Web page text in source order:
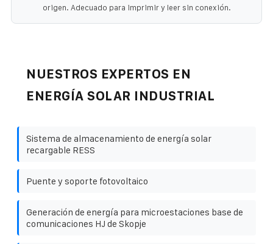
origen. Adecuado para imprimir y leer sin conexión.
NUESTROS EXPERTOS EN
ENERGÍA SOLAR INDUSTRIAL
Sistema de almacenamiento de energía solar
recargable RESS
Puente y soporte fotovoltaico
Generación de energía para microestaciones base de
comunicaciones HJ de Skopje